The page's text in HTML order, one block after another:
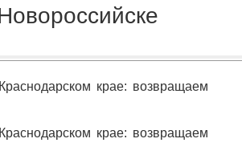
крае: возвращаем
крае: возвращаем